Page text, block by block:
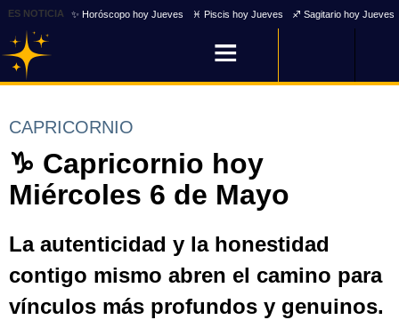
ES NOTICIA ✨ Horóscopo hoy Jueves ♓ Piscis hoy Jueves ♐ Sagitario hoy Jueves
CAPRICORNIO
♑ Capricornio hoy
Miércoles 6 de Mayo
La autenticidad y la honestidad
contigo mismo abren el camino para
vínculos más profundos y genuinos.